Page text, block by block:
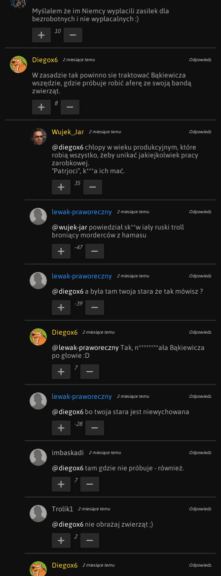
Myślałem że im Niemcy wypłacili zasiłek dla
bezrobotnych i nie wypłacalnych :)
10
Diegox6 2 miesiące temu Odpowiedz
W zasadzie tak powinno sie traktować Bąkiewicza
wszędzie, gdzie próbuje robić aferę ze swoją bandą
zwierząt.
8
Wujek_Jar 2 miesiące temu Odpowiedz
@diegox6 chłopy w wieku produkcyjnym, które
robią wszystko, żeby unikać jakiejkolwiek pracy
zarobkowej.
"Patrjoci", k***a ich mać.
35
lewak-praworeczny 2 miesiące temu Odpowiedz
@wujek-jar powiedział sk**w iały ruski troll
broniący morderców z hamasu
-47
lewak-praworeczny 2 miesiące temu Odpowiedz
@diegox6 a była tam twoja stara że tak mówisz ?
-39
Diegox6 2 miesiące temu Odpowiedz
@lewak-praworeczny Tak, n********ała Bąkiewicza
po głowie :D
7
lewak-praworeczny 2 miesiące temu Odpowiedz
@diegox6 bo twoja stara jest niewychowana
-28
imbaskadi 2 miesiące temu Odpowiedz
@diegox6 tam gdzie nie próbuje - również.
7
Trolik1 2 miesiące temu Odpowiedz
@diegox6 nie obrażaj zwierząt ;)
2
Diegox6 2 miesiące temu Odpowiedz